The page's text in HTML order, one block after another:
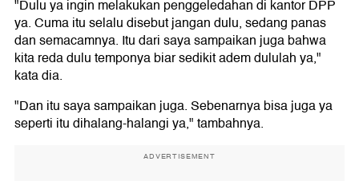
"Dulu ya ingin melakukan penggeledahan di kantor DPP
ya. Cuma itu selalu disebut jangan dulu, sedang panas
dan semacamnya. Itu dari saya sampaikan juga bahwa
kita reda dulu temponya biar sedikit adem dululah ya,"
kata dia.
"Dan itu saya sampaikan juga. Sebenarnya bisa juga ya
seperti itu dihalang-halangi ya," tambahnya.
ADVERTISEMENT